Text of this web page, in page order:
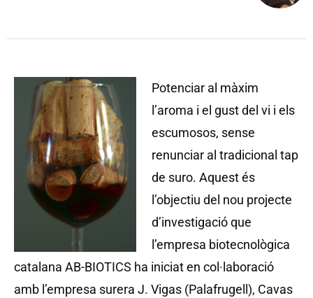
Potenciar al màxim
l’aroma i el gust del vi i els
escumosos, sense
renunciar al tradicional tap
de suro. Aquest és
l’objectiu del nou projecte
d’investigació que
l’empresa biotecnològica
catalana AB-BIOTICS ha iniciat en col·laboració
amb l’empresa surera J. Vigas (Palafrugell), Cavas